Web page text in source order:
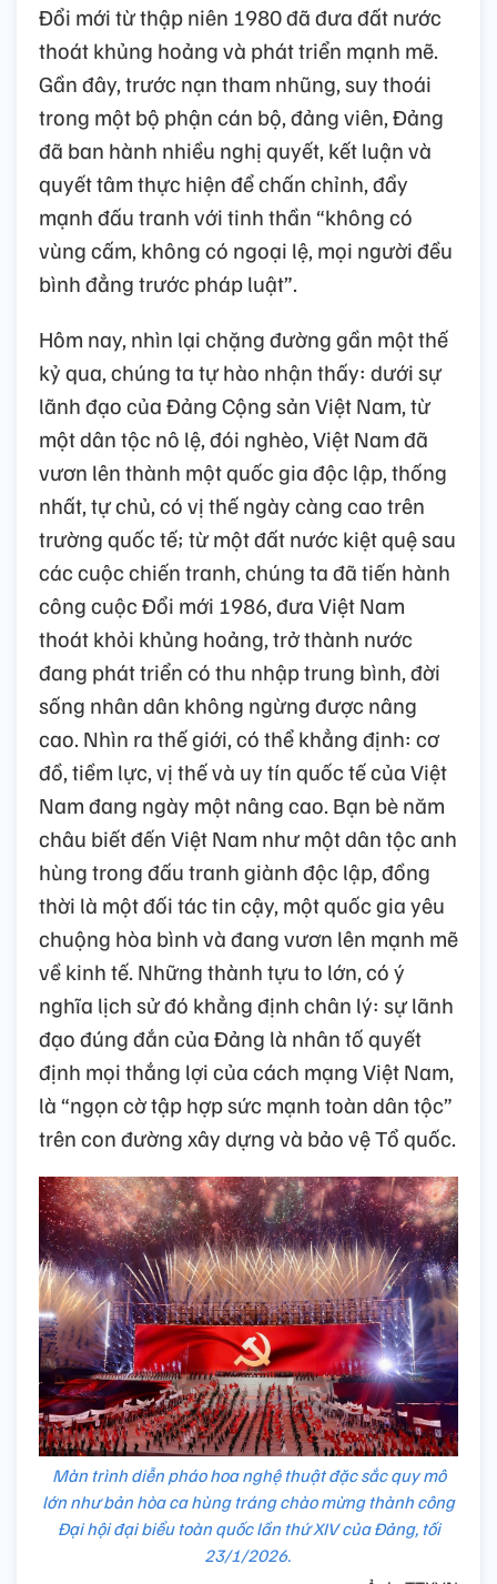
Đổi mới từ thập niên 1980 đã đưa đất nước
thoát khủng hoảng và phát triển mạnh mẽ.
Gần đây, trước nạn tham nhũng, suy thoái
trong một bộ phận cán bộ, đảng viên, Đảng
đã ban hành nhiều nghị quyết, kết luận và
quyết tâm thực hiện để chấn chỉnh, đẩy
mạnh đấu tranh với tinh thần “không có
vùng cấm, không có ngoại lệ, mọi người đều
bình đẳng trước pháp luật”.
Hôm nay, nhìn lại chặng đường gần một thế
kỷ qua, chúng ta tự hào nhận thấy: dưới sự
lãnh đạo của Đảng Cộng sản Việt Nam, từ
một dân tộc nô lệ, đói nghèo, Việt Nam đã
vươn lên thành một quốc gia độc lập, thống
nhất, tự chủ, có vị thế ngày càng cao trên
trường quốc tế; từ một đất nước kiệt quệ sau
các cuộc chiến tranh, chúng ta đã tiến hành
công cuộc Đổi mới 1986, đưa Việt Nam
thoát khỏi khủng hoảng, trở thành nước
đang phát triển có thu nhập trung bình, đời
sống nhân dân không ngừng được nâng
cao. Nhìn ra thế giới, có thể khẳng định: cơ
đồ, tiềm lực, vị thế và uy tín quốc tế của Việt
Nam đang ngày một nâng cao. Bạn bè năm
châu biết đến Việt Nam như một dân tộc anh
hùng trong đấu tranh giành độc lập, đồng
thời là một đối tác tin cậy, một quốc gia yêu
chuộng hòa bình và đang vươn lên mạnh mẽ
về kinh tế. Những thành tựu to lớn, có ý
nghĩa lịch sử đó khẳng định chân lý: sự lãnh
đạo đúng đắn của Đảng là nhân tố quyết
định mọi thắng lợi của cách mạng Việt Nam,
là “ngọn cờ tập hợp sức mạnh toàn dân tộc”
trên con đường xây dựng và bảo vệ Tổ quốc.
Màn trình diễn pháo hoa nghệ thuật đặc sắc quy mô
lớn như bản hòa ca hùng tráng chào mừng thành công
Đại hội đại biểu toàn quốc lần thứ XIV của Đảng, tối
23/1/2026.